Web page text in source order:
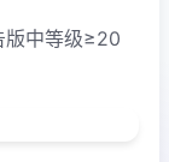
版中等级≥20